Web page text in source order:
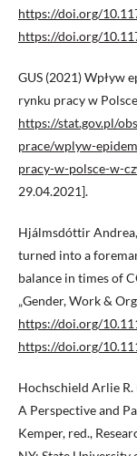
https://doi.org/
https://doi.org/
GUS (2021) Wpływ
rynku pracy w
https://stat.gov.pl/
prace/wplyw-
pracy-w-polsce-w-
29.04.2021].
Hjálmsdóttir
turned into a
balance in times of
„Gender, Work &
https://doi.org/
https://doi.org/
Hochschield Arlie R.
A Perspective and
Kemper, red.,